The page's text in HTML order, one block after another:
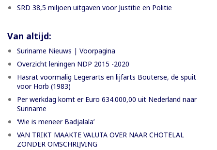
SRD 38,5 miljoen uitgaven voor Justitie en Politie
Van altijd:
Suriname Nieuws | Voorpagina
Overzicht leningen NDP 2015 -2020
Hasrat voormalig Legerarts en lijfarts Bouterse, de spuit
voor Horb (1983)
Per werkdag komt er Euro 634.000,00 uit Nederland naar
Suriname
‘Wie is meneer Badjalala’
VAN TRIKT MAAKTE VALUTA OVER NAAR CHOTELAL
ZONDER OMSCHRIJVING